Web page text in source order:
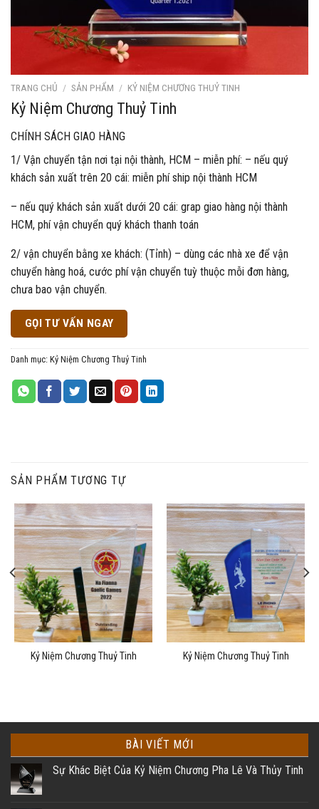
TRANG CHỦ / SẢN PHẨM / KỶ NIỆM CHƯƠNG THUỶ TINH
Kỷ Niệm Chương Thuỷ Tinh
CHÍNH SÁCH GIAO HÀNG
1/ Vận chuyển tận nơi tại nội thành, HCM – miễn phí: – nếu quý
khách sản xuất trên 20 cái: miễn phí ship nội thành HCM
– nếu quý khách sản xuất dưới 20 cái: grap giao hàng nội thành
HCM, phí vận chuyển quý khách thanh toán
2/ vận chuyển bằng xe khách: (Tỉnh) – dùng các nhà xe để vận
chuyển hàng hoá, cước phí vận chuyển tuỳ thuộc mỗi đơn hàng,
chưa bao vận chuyển.
GỌI TƯ VẤN NGAY
Danh mục: Kỷ Niệm Chương Thuỷ Tinh
SẢN PHẨM TƯƠNG TỰ
Kỷ Niệm Chương Thuỷ Tinh Kỷ Niệm Chương Thuỷ Tinh
BÀI VIẾT MỚI
Sự Khác Biệt Của Kỷ Niệm Chương Pha Lê Và Thủy Tinh